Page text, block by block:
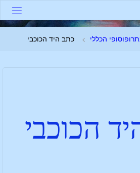
הכללי כתב היד הכוכבי
הכוכבי